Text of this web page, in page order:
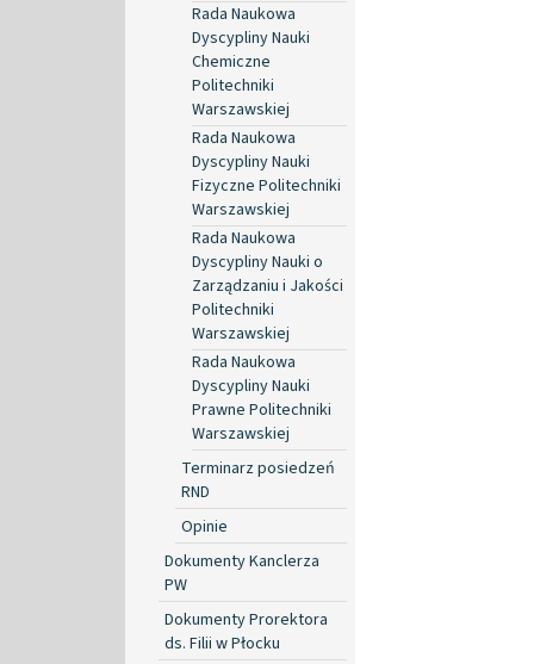
Rada Naukowa
Dyscypliny Nauki
Chemiczne
Politechniki
Warszawskiej
Rada Naukowa
Dyscypliny Nauki
Fizyczne Politechniki
Warszawskiej
Rada Naukowa
Dyscypliny Nauki o
Zarządzaniu i Jakości
Politechniki
Warszawskiej
Rada Naukowa
Dyscypliny Nauki
Prawne Politechniki
Warszawskiej
Terminarz posiedzeń
RND
Opinie
Dokumenty Kanclerza
PW
Dokumenty Prorektora
ds. Filii w Płocku